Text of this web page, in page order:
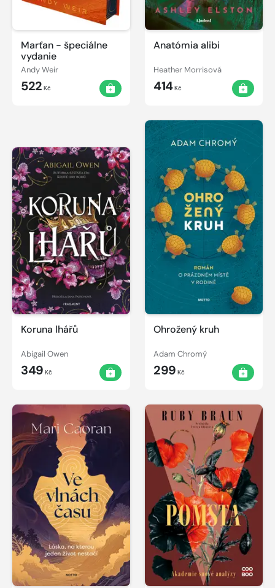
Marťan - špeciálne
vydanie
Andy Weir
522 Kč
Anatómia alibi
Heather Morrisová
414Kč
Koruna lhářů
Abigail Owen
349 Kč
Ohrožený kruh
Adam Chromý
299 Kč